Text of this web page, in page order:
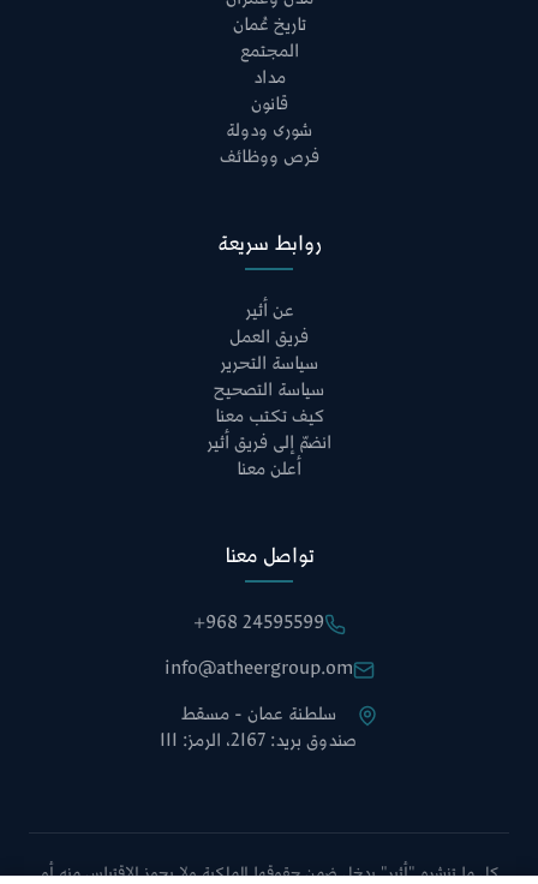
تاريخ عُمان
المجتمع
مداد
قانون
شورى ودولة
فرص ووظائف
روابط سريعة
عن أثير
فريق العمل
سياسة التحرير
سياسة التصحيح
كيف تكتب معنا
انضمّ إلى فريق أثير
أعلن معنا
تواصل معنا
+968 24595599
info@atheergroup.om
سلطنة عمان - مسقط
صندوق بريد: 2167، الرمز: 111
كل ما تنشره "أثير" يدخل ضمن حقوقها الملكية ولا يجوز الاقتباس منه أو